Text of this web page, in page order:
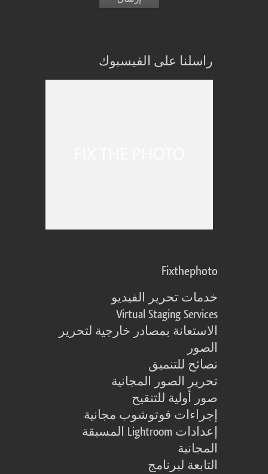
راسلنا على الفيسبوك
Fixthephoto
خدمات تحرير الفيديو
Virtual Staging Services
الاستعانة بمصادر خارجية لتحرير
الصور
نصائح للتنميق
تحرير الصور المجانية
صور أولية للتنقيح
إجراءات فوتوشوب مجانية
إعدادات Lightroom المسبقة
المجانية
التابعة لبرنامج